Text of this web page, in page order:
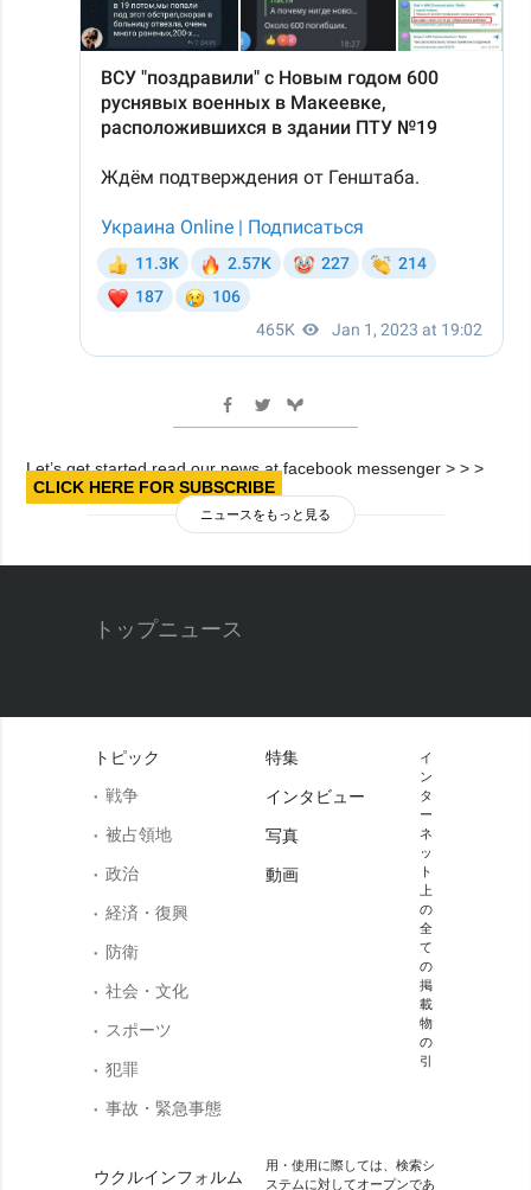
Let’s get started read our news at facebook messenger > > >
CLICK HERE FOR SUBSCRIBE
ニュースをもっと見る
トップニュース
トピック
戦争
被占領地
政治
経済・復興
防衛
社会・文化
スポーツ
犯罪
事故・緊急事態
ウクルインフォルム
特集
インタビュー
写真
動画
イ
ン
タ
ー
ネ
ッ
ト
上
の
全
て
の
掲
載
物
の
引
用・使用に際しては、検索シ
ステムに対してオープンであ